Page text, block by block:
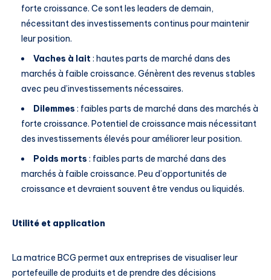
forte croissance. Ce sont les leaders de demain,
nécessitant des investissements continus pour maintenir
leur position.
Vaches à lait : hautes parts de marché dans des
marchés à faible croissance. Génèrent des revenus stables
avec peu d’investissements nécessaires.
Dilemmes : faibles parts de marché dans des marchés à
forte croissance. Potentiel de croissance mais nécessitant
des investissements élevés pour améliorer leur position.
Poids morts : faibles parts de marché dans des
marchés à faible croissance. Peu d’opportunités de
croissance et devraient souvent être vendus ou liquidés.
Utilité et application
La matrice BCG permet aux entreprises de visualiser leur
portefeuille de produits et de prendre des décisions